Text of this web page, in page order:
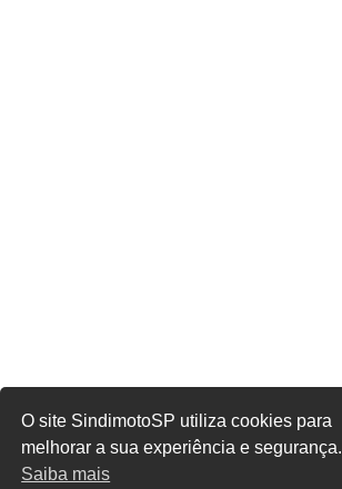
O site SindimotoSP utiliza cookies para
melhorar a sua experiência e segurança.
Saiba mais